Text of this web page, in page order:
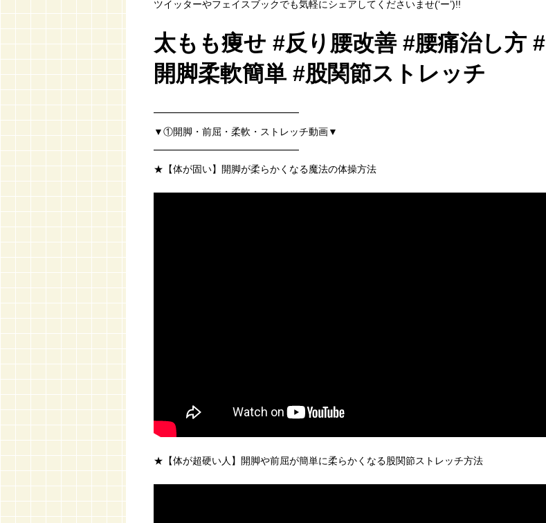
ツイッターやフェイスブックでも気軽にシェアしてくださいませ(‘ー’)!!
太もも痩せ #反り腰改善 #腰痛治し方 #
開脚柔軟簡単 #股関節ストレッチ
━━━━━━━━━━━━━━━
▼①開脚・前屈・柔軟・ストレッチ動画▼
━━━━━━━━━━━━━━━
★【体が固い】開脚が柔らかくなる魔法の体操方法
★【体が超硬い人】開脚や前屈が簡単に柔らかくなる股関節ストレッチ方法